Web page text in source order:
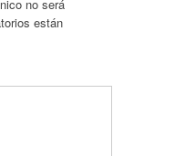
no será
están